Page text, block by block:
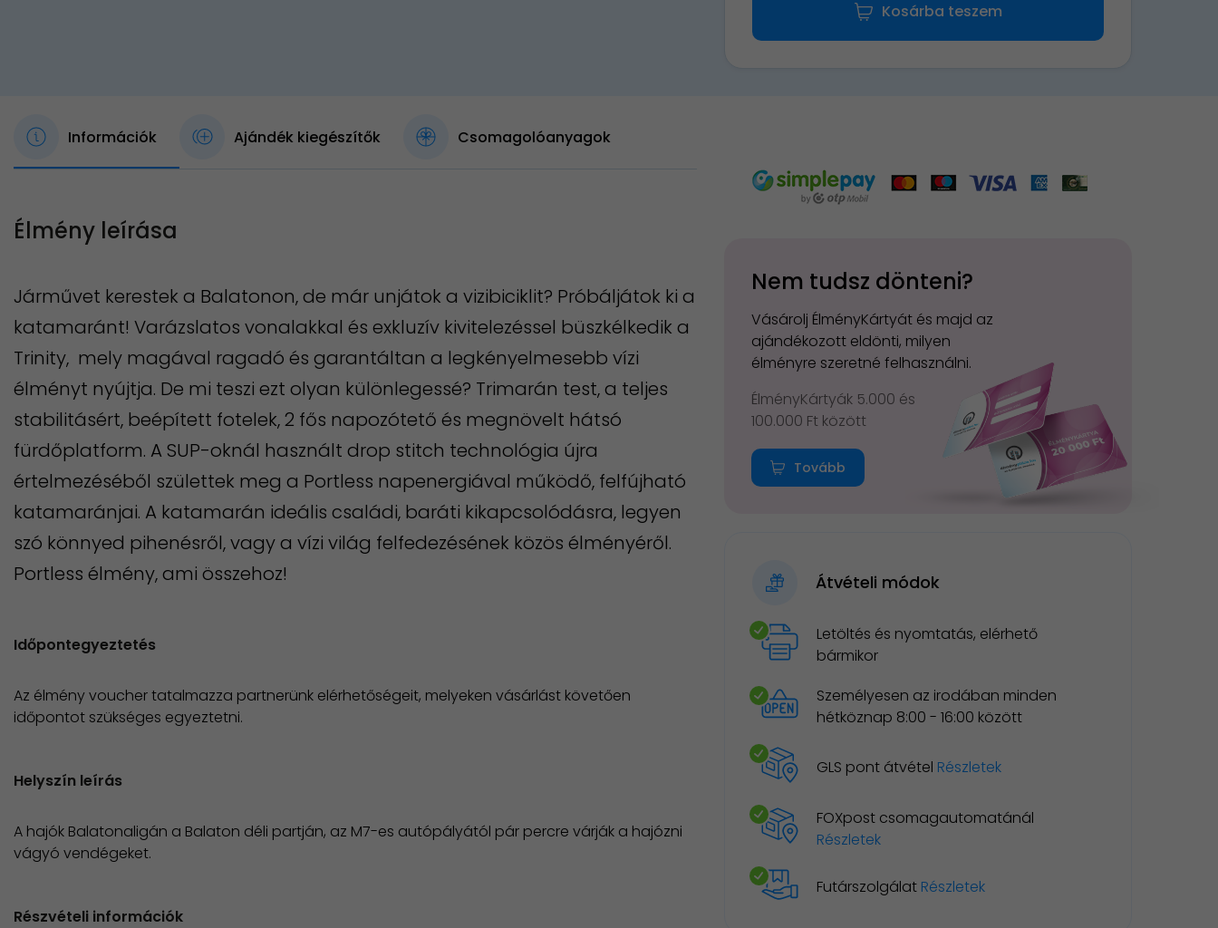
Kosárba teszem
Információk Ajándék kiegészítők Csomagolóanyagok
Élmény leírása
Járművet kerestek a Balatonon, de már unjátok a vizibiciklit? Próbáljátok ki a
katamaránt! Varázslatos vonalakkal és exkluzív kivitelezéssel büszkélkedik a
Trinity, mely magával ragadó és garantáltan a legkényelmesebb vízi
élményt nyújtja. De mi teszi ezt olyan különlegessé? Trimarán test, a teljes
stabilitásért, beépített fotelek, 2 fős napozótető és megnövelt hátsó
fürdőplatform. A SUP-oknál használt drop stitch technológia újra
értelmezéséből születtek meg a Portless napenergiával működő, felfújható
katamaránjai. A katamarán ideális családi, baráti kikapcsolódásra, legyen
szó könnyed pihenésről, vagy a vízi világ felfedezésének közös élményéről.
Portless élmény, ami összehoz!
Időpontegyeztetés
Az élmény voucher tatalmazza partnerünk elérhetőségeit, melyeken vásárlást követően
időpontot szükséges egyeztetni.
Helyszín leírás
A hajók Balatonaligán a Balaton déli partján, az M7-es autópályától pár percre várják a hajózni
vágyó vendégeket.
Részvételi információk
Nem tudsz dönteni?
Vásárolj ÉlményKártyát és majd az
ajándékozott eldönti, milyen
élményre szeretné felhasználni.
ÉlményKártyák 5.000 és
100.000 Ft között
Tovább
Átvételi módok
Letöltés és nyomtatás, elérhető
bármikor
Személyesen az irodában minden
hétköznap 8:00 - 16:00 között
GLS pont átvétel Részletek
FOXpost csomagautomatánál
Részletek
Futárszolgálat Részletek